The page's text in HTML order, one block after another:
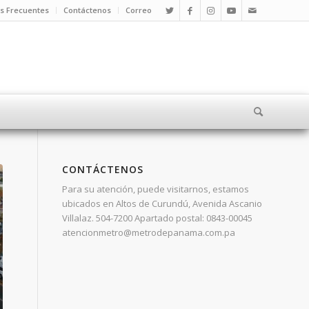
Frecuentes Contáctenos Correo
CONTÁCTENOS
Para su atención, puede visitarnos, estamos
ubicados en Altos de Curundú, Avenida Ascanio
Villalaz. 504-7200 Apartado postal: 0843-00045
atencionmetro@metrodepanama.com.pa